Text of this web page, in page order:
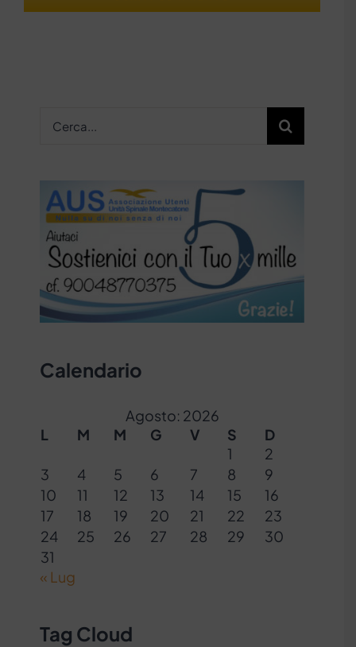
per:
Calendario
Agosto: 2026
L
M M G V S
D
1
2
3
4 5 6 7 8
9
10
11 12 13 14 15
16
17
18 19 20 21 22
23
24
25 26 27 28 29
30
31
« Lug
Tag Cloud